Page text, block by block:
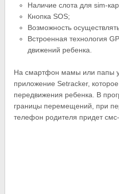
Наличие слота для sim-
Кнопка SOS;
Возможность
Встроенная технология
движений ребенка.
На смартфон мамы или папы
приложение Setracker,
передвижения ребенка. В
границы перемещений, при
телефон родителя придет